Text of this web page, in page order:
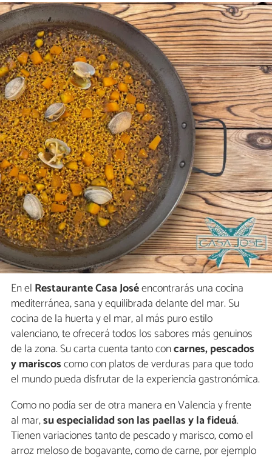
En el Restaurante Casa Joséencontrarás una cocina
mediterránea, sana y equilibrada delante del mar. Su
cocina de la huerta y el mar, al más puro estilo
valenciano, te ofrecerá todos los sabores más genuinos
de la zona. Su carta cuenta tanto concarnes, pescados
y mariscoscomo con platos de verduras para que todo
el mundo pueda disfrutar de la experiencia gastronómica.
Como no podía ser de otra manera en Valencia y frente
al mar,su especialidad son las paellas y la fideuá.
Tienen variaciones tanto de pescado y marisco, como el
arroz meloso de bogavante, como de carne, por ejemplo